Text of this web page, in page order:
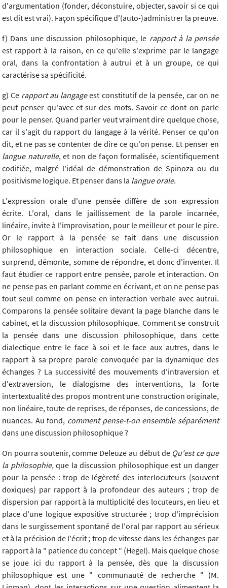
d'argumentation (fonder, déconstuire, objecter, savoir si ce qui
est dit est vrai). Façon spécifique d'(auto-)administrer la preuve.
f) Dans une discussion philosophique, le rapport à la pensée
est rapport à la raison, en ce qu'elle s'exprime par le langage
oral, dans la confrontation à autrui et à un groupe, ce qui
caractérise sa spécificité.
g) Ce rapport au langageest constitutif de la pensée, car on ne
peut penser qu'avec et sur des mots. Savoir ce dont on parle
pour le penser. Quand parler veut vraiment dire quelque chose,
car il s'agit du rapport du langage à la vérité. Penser ce qu'on
dit, et ne pas se contenter de dire ce qu'on pense. Et penser en
langue naturelle, et non de façon formalisée, scientifiquement
codifiée, malgré l'idéal de démonstration de Spinoza ou du
positivisme logique. Et penser dans la langue orale.
L'expression orale d'une pensée diffère de son expression
écrite. L'oral, dans le jaillissement de la parole incarnée,
linéaire, invite à l'improvisation, pour le meilleur et pour le pire.
Or le rapport à la pensée se fait dans une discussion
philosophique en interaction sociale. Celle-ci décentre,
surprend, démonte, somme de répondre, et donc d'inventer. Il
faut étudier ce rapport entre pensée, parole et interaction. On
ne pense pas en parlant comme en écrivant, et on ne pense pas
tout seul comme on pense en interaction verbale avec autrui.
Comparons la pensée solitaire devant la page blanche dans le
cabinet, et la discussion philosophique. Comment se construit
la pensée dans une discussion philosophique, dans cette
dialectique entre le face à soi et le face aux autres, dans le
rapport à sa propre parole convoquée par la dynamique des
échanges ? La successivité des mouvements d'intraversion et
d'extraversion, le dialogisme des interventions, la forte
intertextualité des propos montrent une construction originale,
non linéaire, toute de reprises, de réponses, de concessions, de
nuances. Au fond, comment pense-t-on ensemble séparément
dans une discussion philosophique ?
On pourra soutenir, comme Deleuze au début de Qu'est ce que
la philosophie,que la discussion philosophique est un danger
pour la pensée : trop de légèreté des interlocuteurs (souvent
doxiques) par rapport à la profondeur des auteurs ; trop de
dispersion par rapport à la multiplicité des locuteurs, en lieu et
place d'une logique expositive structurée ; trop d'imprécision
dans le surgissement spontané de l'oral par rapport au sérieux
et à la précision de l'écrit ; trop de vitesse dans les échanges par
rapport à la " patience du concept " (Hegel). Mais quelque chose
se joue ici du rapport à la pensée, dès que la discussion
philosophique est une " communauté de recherche " (M.